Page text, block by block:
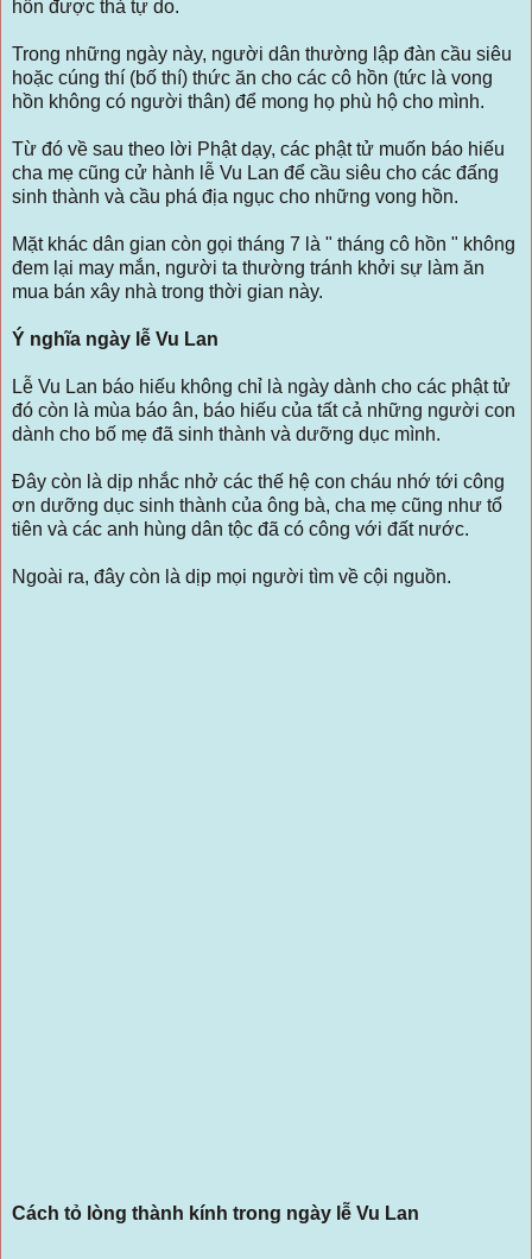
hồn được thả tự do.
Trong những ngày này, người dân thường lập đàn cầu siêu
hoặc cúng thí (bố thí) thức ăn cho các cô hồn (tức là vong
hồn không có người thân) để mong họ phù hộ cho mình.
Từ đó về sau theo lời Phật dạy, các phật tử muốn báo hiếu
cha mẹ cũng cử hành lễ Vu Lan để cầu siêu cho các đấng
sinh thành và cầu phá địa ngục cho những vong hồn.
Mặt khác dân gian còn gọi tháng 7 là " tháng cô hồn " không
đem lại may mắn, người ta thường tránh khởi sự làm ăn
mua bán xây nhà trong thời gian này.
Ý nghĩa ngày lễ Vu Lan
Lễ Vu Lan báo hiếu không chỉ là ngày dành cho các phật tử
đó còn là mùa báo ân, báo hiếu của tất cả những người con
dành cho bố mẹ đã sinh thành và dưỡng dục mình.
Đây còn là dịp nhắc nhở các thế hệ con cháu nhớ tới công
ơn dưỡng dục sinh thành của ông bà, cha mẹ cũng như tổ
tiên và các anh hùng dân tộc đã có công với đất nước.
Ngoài ra, đây còn là dịp mọi người tìm về cội nguồn.
Cách tỏ lòng thành kính trong ngày lễ Vu Lan